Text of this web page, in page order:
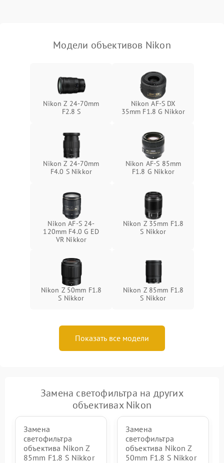
Модели объективов Nikon
Nikon Z 24-70mm
F2.8 S
Nikon AF-S DX
35mm F1.8 G Nikkor
Nikon Z 24-70mm
F4.0 S Nikkor
Nikon AF-S 85mm
F1.8 G Nikkor
Nikon AF-S 24-
120mm F4.0 G ED
VR Nikkor
Nikon Z 35mm F1.8
S Nikkor
Nikon Z 50mm F1.8
S Nikkor
Nikon Z 85mm F1.8
S Nikkor
Показать все модели
Замена светофильтра на других
объективах Nikon
Замена
светофильтра
объектива Nikon Z
85mm F1.8 S Nikkor
Замена
светофильтра
объектива Nikon Z
50mm F1.8 S Nikkor